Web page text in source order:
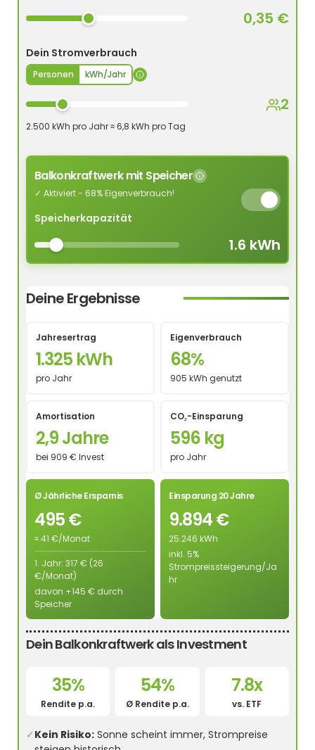
0,35 €
Dein Stromverbrauch
Personen kWh/Jahr
2
2.500 kWh pro Jahr ≈ 6,8 kWh pro Tag
Balkonkraftwerk mit Speicher
✓ Aktiviert - 68% Eigenverbrauch!
Speicherkapazität
1.6 kWh
Deine Ergebnisse
Jahresertrag
1.325 kWh
pro Jahr
Eigenverbrauch
68%
905 kWh genutzt
Amortisation
2,9 Jahre
bei 909 € Invest
CO₂-Einsparung
596 kg
pro Jahr
Ø Jährliche Ersparnis
495 €
≈ 41 €/Monat
1. Jahr: 317 € (26
€/Monat)
davon +145 € durch
Speicher
Einsparung 20 Jahre
9.894 €
25.246 kWh
inkl. 5%
Strompreissteigerung/Ja
hr
Dein Balkonkraftwerk als Investment
35%
Rendite p.a.
54%
Ø Rendite p.a.
7.8x
vs. ETF
✓Kein Risiko: Sonne scheint immer, Strompreise